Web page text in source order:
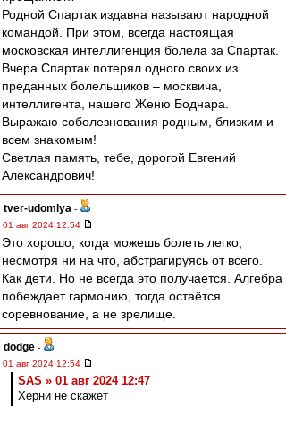
Родной Спартак издавна называют народной
командой. При этом, всегда настоящая
московская интеллигенция болела за Спартак.
Вчера Спартак потерял одного своих из
преданных болельщиков – москвича,
интеллигента, нашего Женю Боднара.
Выражаю соболезнования родным, близким и
всем знакомым!
Светлая память, тебе, дорогой Евгений
Александрович!
tver-udomlya -
01 авг 2024 12:54
Это хорошо, когда можешь болеть легко,
несмотря ни на что, абстрагируясь от всего.
Как дети. Но не всегда это получается. Алгебра
побеждает гармонию, тогда остаётся
соревнование, а не зрелище.
dodge -
01 авг 2024 12:54
SAS » 01 авг 2024 12:47
Херни не скажет